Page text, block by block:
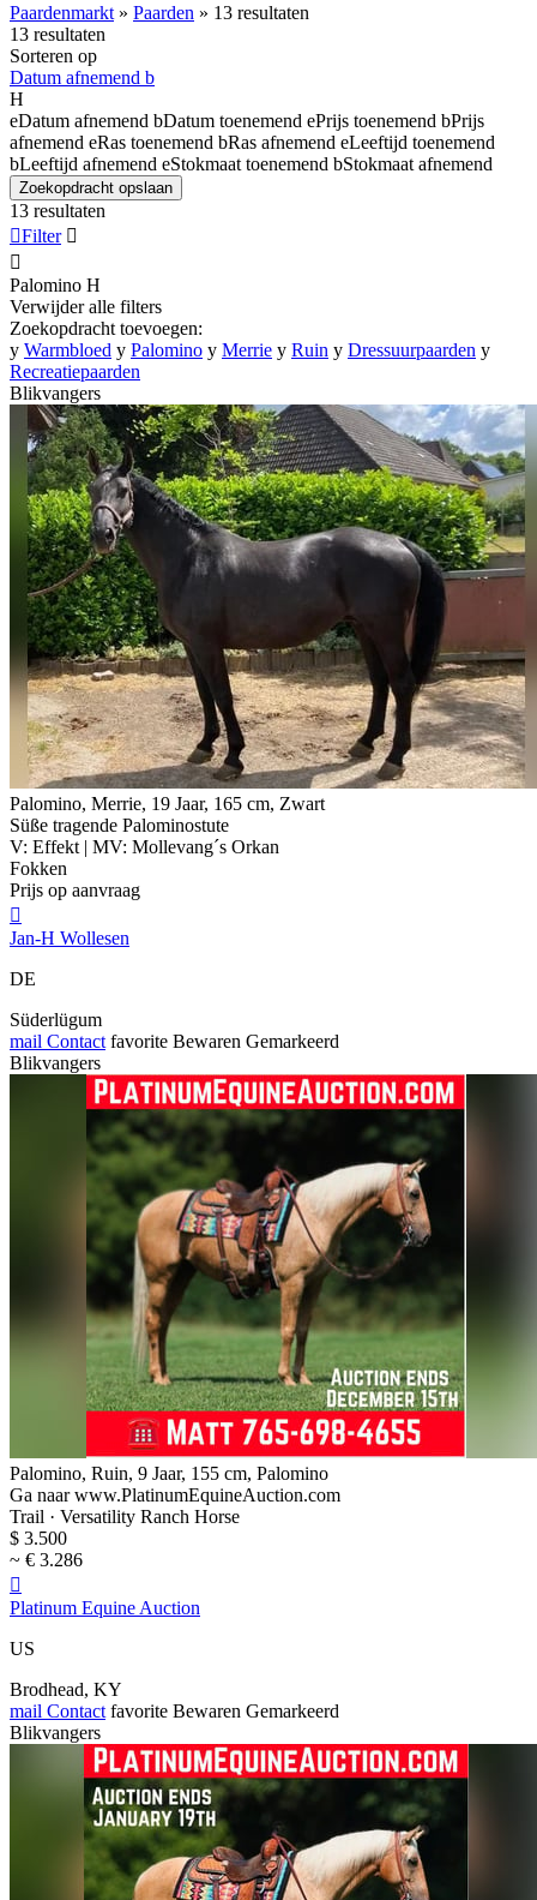
Paardenmarkt » Paarden » 13 resultaten
13 resultaten
Sorteren op
Datum afnemend b
H
eDatum afnemend bDatum toenemend ePrijs toenemend bPrijs
afnemend eRas toenemend bRas afnemend eLeeftijd toenemend
bLeeftijd afnemend eStokmaat toenemend bStokmaat afnemend
Zoekopdracht opslaan
13 resultaten
Filter 

Palomino H
Verwijder alle filters
Zoekopdracht toevoegen:
y Warmbloed y Palomino y Merrie y Ruin y Dressuurpaarden y
Recreatiepaarden
Blikvangers
Palomino, Merrie, 19 Jaar, 165 cm, Zwart
Süße tragende Palominostute
V: Effekt | MV: Mollevang´s Orkan
Fokken
Prijs op aanvraag

Jan-H Wollesen
DE
Süderlügum
mail Contact favorite Bewaren Gemarkeerd
Blikvangers
Palomino, Ruin, 9 Jaar, 155 cm, Palomino
Ga naar www.PlatinumEquineAuction.com
Trail · Versatility Ranch Horse
$ 3.500
~ € 3.286

Platinum Equine Auction
US
Brodhead, KY
mail Contact favorite Bewaren Gemarkeerd
Blikvangers